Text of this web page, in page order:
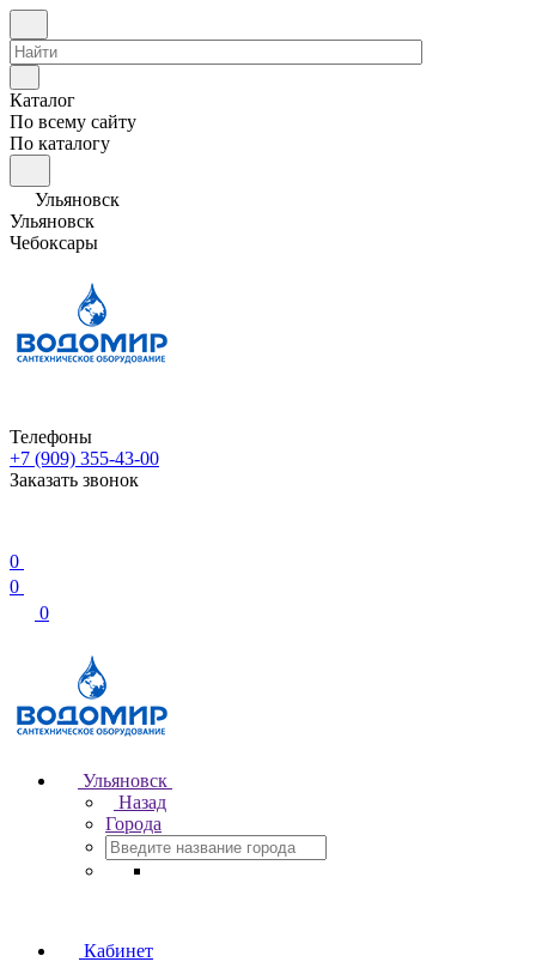
Каталог
По всему сайту
По каталогу
Ульяновск
Ульяновск
Чебоксары
Телефоны
+7 (909) 355-43-00
Заказать звонок
0
0
0
Ульяновск
Назад
Города
Кабинет